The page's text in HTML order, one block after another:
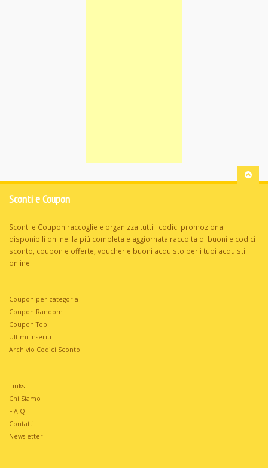
Sconti e Coupon
Sconti e Coupon raccoglie e organizza tutti i codici promozionali
disponibili online: la più completa e aggiornata raccolta di buoni e codici
sconto, coupon e offerte, voucher e buoni acquisto per i tuoi acquisti
online.
Coupon per categoria
Coupon Random
Coupon Top
Ultimi Inseriti
Archivio Codici Sconto
Links
Chi Siamo
F.A.Q.
Contatti
Newsletter